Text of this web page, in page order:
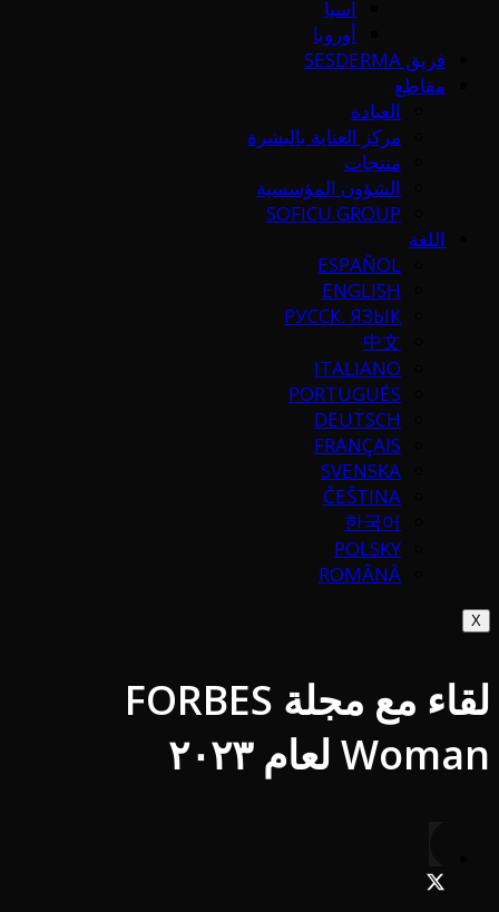
آسيا
أوروبا
فريق SESDERMA
مقاطع
العيادة
مركز العناية بالبشرة
منتجات
الشؤون المؤسسية
SOFICU GROUP
اللغة
ESPAÑOL
ENGLISH
РУССК. ЯЗЫК
中文
ITALIANO
PORTUGUÉS
DEUTSCH
FRANÇAIS
SVENSKA
ČEŠTINA
한국어
POLSKY
ROMÂNĂ
X
لقاء مع مجلة FORBES
Woman لعام ٢٠٢٣